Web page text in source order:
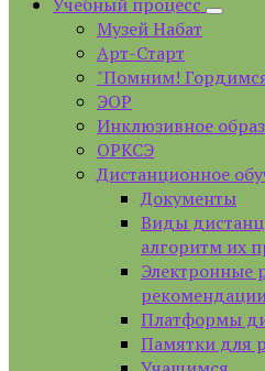
Музей Набат
Арт-Старт
"Помним!
ЭОР
Инклюзивное
ОРКСЭ
Дистанционное
Документы
Виды
алгоритм их
Электронные
Платформы
Памятки для